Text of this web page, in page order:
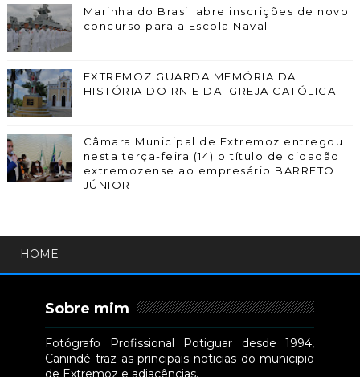
Marinha do Brasil abre inscrições de novo
concurso para a Escola Naval
EXTREMOZ GUARDA MEMÓRIA DA
HISTÓRIA DO RN E DA IGREJA CATÓLICA
Câmara Municipal de Extremoz entregou
nesta terça-feira (14) o título de cidadão
extremozense ao empresário BARRETO
JÚNIOR
HOME
Sobre mim
Fotógrafo Profissional Potiguar desde 1994,
Canindé traz as principais noticias do municipio
de Extremoz e adjacências.